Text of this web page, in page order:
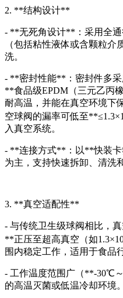
2. **结构设计**
- **无死角设计**：采用全
（包括粘性液体或含颗粒
洗。
- **密封性能**：密封件多
**食品级EPDM（三元乙丙
耐高温，并能在真空环境下
空球阀的漏率可低至
入真空系统。
- **连接方式**：以**快装卡
为主，支持快速拆卸、清洗
3. **真空适配性**
- 与传统卫生级球阀相比，
**正压至超高真空（如
围内稳定工作，适用于食品
- 工作温度范围广（**-30℃
的高温灭菌或低温冷却环境。